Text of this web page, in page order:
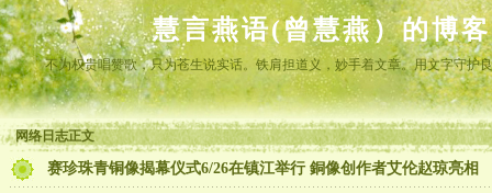
慧言燕语(曾慧燕）的博客
不为权贵唱赞歌，只为苍生说实话。铁肩担道义，妙手着文章。用文字守护
网络日志正文
赛珍珠青铜像揭幕仪式6/26在镇江举行 銅像创作者艾伦赵琼亮相